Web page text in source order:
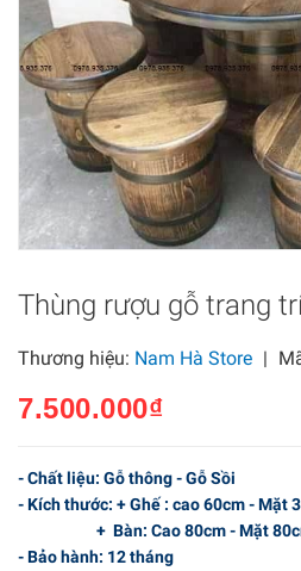
Thùng rượu gỗ trang
Thương hiệu: Nam Hà Store |
7.500.000₫
- Chất liệu: Gỗ thông - Gỗ Sồi
- Kích thước: + Ghế : cao 60cm - Mặt
+ Bàn: Cao 80cm - Mặt
- Bảo hành: 12 tháng